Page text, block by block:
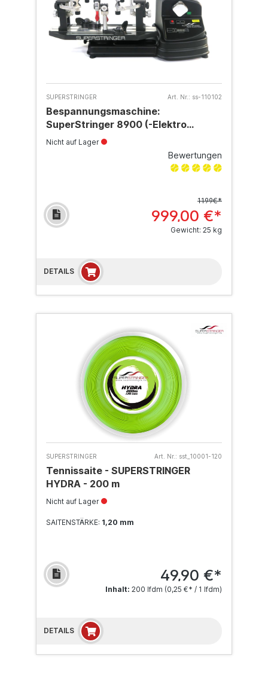
SUPERSTRINGER Art. Nr.: ss-110102
Bespannungsmaschine:
SuperStringer 8900 (-Elektro
Digital)
Nicht auf Lager
Bewertungen
1199€*
999,00 €*
Gewicht: 25 kg
DETAILS
SUPERSTRINGER Art. Nr.: sst_10001-120
Tennissaite - SUPERSTRINGER
HYDRA - 200 m
Nicht auf Lager
SAITENSTÄRKE: 1,20 mm
49,90 €*
Inhalt: 200 lfdm (0,25 €* / 1 lfdm)
DETAILS